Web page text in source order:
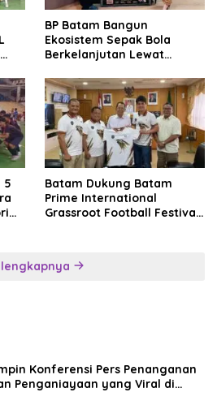
BP Batam Bangun
Ekosistem Sepak Bola
Berkelanjutan Lewat
5
Batam Dukung Batam
Prime International
Grassroot Football Festival
Brunei–Malaysia
Konferensi Pers Penanganan
Penganiayaan yang Viral di